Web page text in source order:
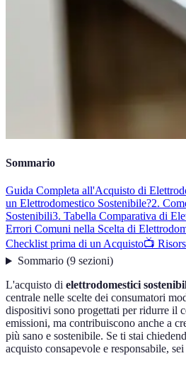
Sommario
Guida Completa all'Acquisto di
un Elettrodomestico Sostenibile?2.
Sostenibili3. Tabella Comparativa di
Errori Comuni nella Scelta di
Checklist prima di un Acquisto📺
Sommario(9 sezioni)
L'acquisto di elettrodomestici
centrale nelle scelte dei consumatori
dispositivi sono progettati per ridurre il
emissioni, ma contribuiscono anche a
più sano e sostenibile. Se ti stai
acquisto consapevole e responsabile,